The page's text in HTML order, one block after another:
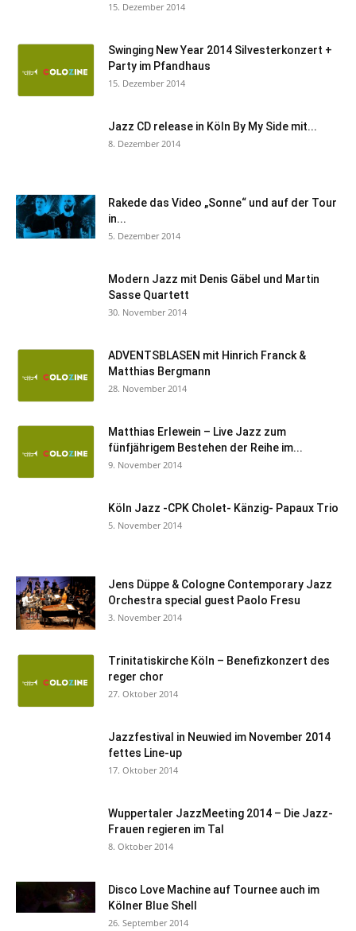
15. Dezember 2014
Swinging New Year 2014 Silvesterkonzert +
Party im Pfandhaus
15. Dezember 2014
Jazz CD release in Köln By My Side mit...
8. Dezember 2014
Rakede das Video „Sonne“ und auf der Tour
in...
5. Dezember 2014
Modern Jazz mit Denis Gäbel und Martin
Sasse Quartett
30. November 2014
ADVENTSBLASEN mit Hinrich Franck &
Matthias Bergmann
28. November 2014
Matthias Erlewein – Live Jazz zum
fünfjährigem Bestehen der Reihe im...
9. November 2014
Köln Jazz -CPK Cholet- Känzig- Papaux Trio
5. November 2014
Jens Düppe & Cologne Contemporary Jazz
Orchestra special guest Paolo Fresu
3. November 2014
Trinitatiskirche Köln – Benefizkonzert des
reger chor
27. Oktober 2014
Jazzfestival in Neuwied im November 2014
fettes Line-up
17. Oktober 2014
Wuppertaler JazzMeeting 2014 – Die Jazz-
Frauen regieren im Tal
8. Oktober 2014
Disco Love Machine auf Tournee auch im
Kölner Blue Shell
26. September 2014